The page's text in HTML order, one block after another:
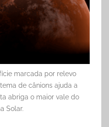
marcada por relevo
de cânions ajuda a
abriga o maior vale do
Solar.